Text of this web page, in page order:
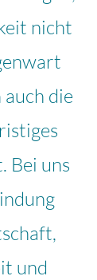
nicht
die
Bei uns
und